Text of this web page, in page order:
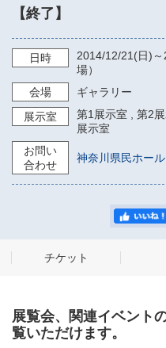
【終了】
日時 2014/12/21 (日)～
場）
会場
ギャラリー
展示室
第1展示室 第2
展示室
お問い
合わせ
神奈川県民ホール
チケット
展覧会、関連イベント
覧いただけます。